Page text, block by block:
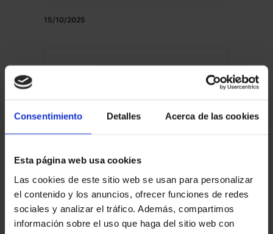
Consentimiento Detalles Acerca de las cookies
Esta página web usa cookies
Las cookies de este sitio web se usan para personalizar
el contenido y los anuncios, ofrecer funciones de redes
sociales y analizar el tráfico. Además, compartimos
información sobre el uso que haga del sitio web con
15/10/2025
en Valencia capital
06/10/2025
Casinos y salas de juego